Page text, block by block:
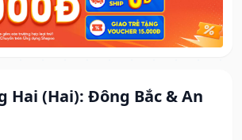
Hai (Hai): Đông Bắc & An